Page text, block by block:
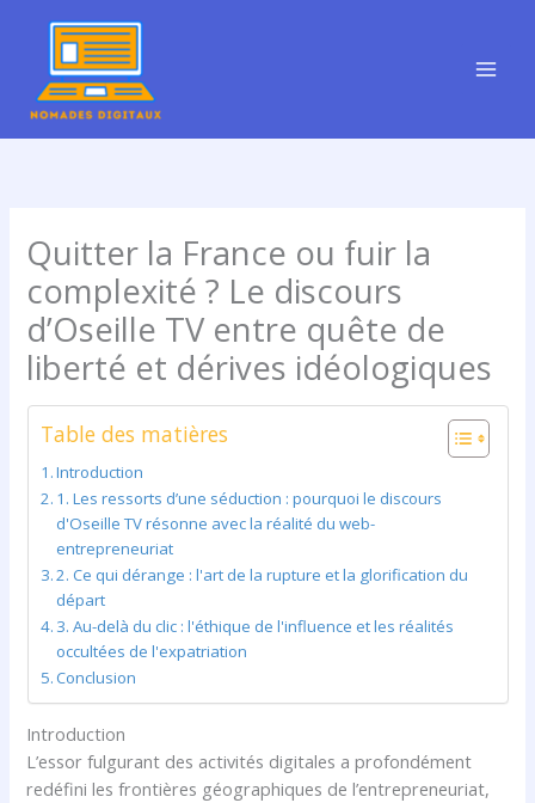
contenu
Quitter la France ou fuir la
complexité ? Le discours
d’Oseille TV entre quête de
liberté et dérives idéologiques
Table des matières
Introduction
1. Les ressorts d’une séduction : pourquoi le discours
d'Oseille TV résonne avec la réalité du web-
entrepreneuriat
2. Ce qui dérange : l'art de la rupture et la glorification du
départ
3. Au-delà du clic : l'éthique de l'influence et les réalités
occultées de l'expatriation
Conclusion
Introduction
L’essor fulgurant des activités digitales a profondément
redéfini les frontières géographiques de l’entrepreneuriat,